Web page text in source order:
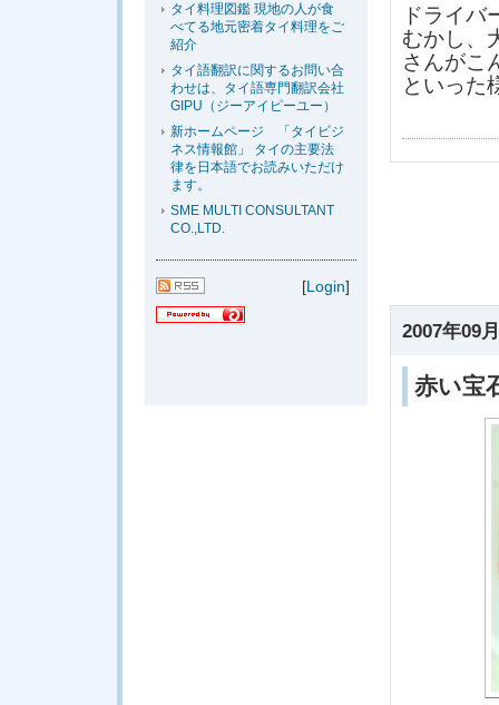
ドライバ
むかし、
さんがこ
といった
2007年09
赤い宝
タイ料理図鑑 現地の人が食
べてる地元密着タイ料理をご
紹介
タイ語翻訳に関するお問い合
わせは、タイ語専門翻訳会社
GIPU（ジーアイピーユー）
新ホームページ 「タイビジ
ネス情報館」 タイの主要法
律を日本語でお読みいただけ
ます。
SME MULTI CONSULTANT
CO.,LTD.
[Login]